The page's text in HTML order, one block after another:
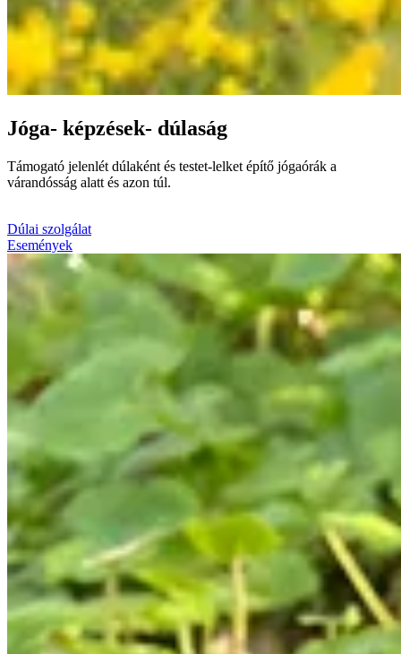
Jóga- képzések- dúlaság
Támogató jelenlét dúlaként és testet-lelket építő jógaórák a
várandósság alatt és azon túl.
Dúlai szolgálat
Események